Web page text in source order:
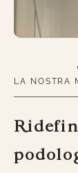
LA NOSTRA